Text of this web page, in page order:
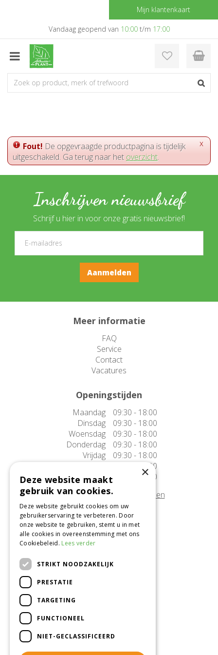
a
Mijn klantenkaart
Vandaag geopend van 10:00t/m 17:00
x
Fout! De opgevraagde productpagina is tijdelijk
uitgeschakeld. Ga terug naar het overzicht.
Inschrijven nieuwsbrief
Schrijf u hier in voor onze gratis nieuwsbrief!
Meer informatie
FAQ
Service
Contact
Vacatures
Openingstijden
Maandag
09:30 - 18:00
Dinsdag
09:30 - 18:00
Woensdag
09:30 - 18:00
Donderdag
09:30 - 18:00
Vrijdag
09:30 - 18:00
Zaterdag
09:30 - 17:00
Zondag
10:00 - 17:00
Afwijkende openingstijden tonen
Onze locatie
Tuincentrum Alméérplant
Jac. P. Thijsseweg 4
pinterest
×
Deze website maakt
gebruik van cookies.
Deze website gebruikt cookies om uw
gebruikerservaring te verbeteren. Door
onze website te gebruiken, stemt u in met
alle cookies in overeenstemming met ons
Cookiebeleid. Lees verder
STRIKT NOODZAKELIJK
PRESTATIE
TARGETING
FUNCTIONEEL
NIET-GECLASSIFICEERD